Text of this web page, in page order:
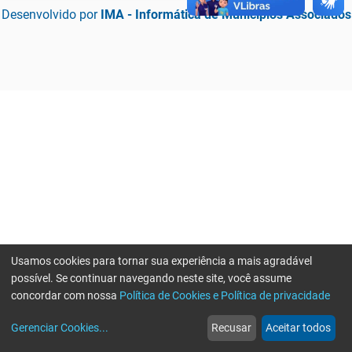
Desenvolvido por IMA - Informática de Municípios Associados
web
Notícias
more_horiz
Mais
Usamos cookies para tornar sua experiência a mais agradável
possível. Se continuar navegando neste site, você assume
concordar com nossa Política de Cookies e Política de privacidade
Gerenciar Cookies... Recusar Aceitar todos
Erro ao enviar informações, por favor tente novamente